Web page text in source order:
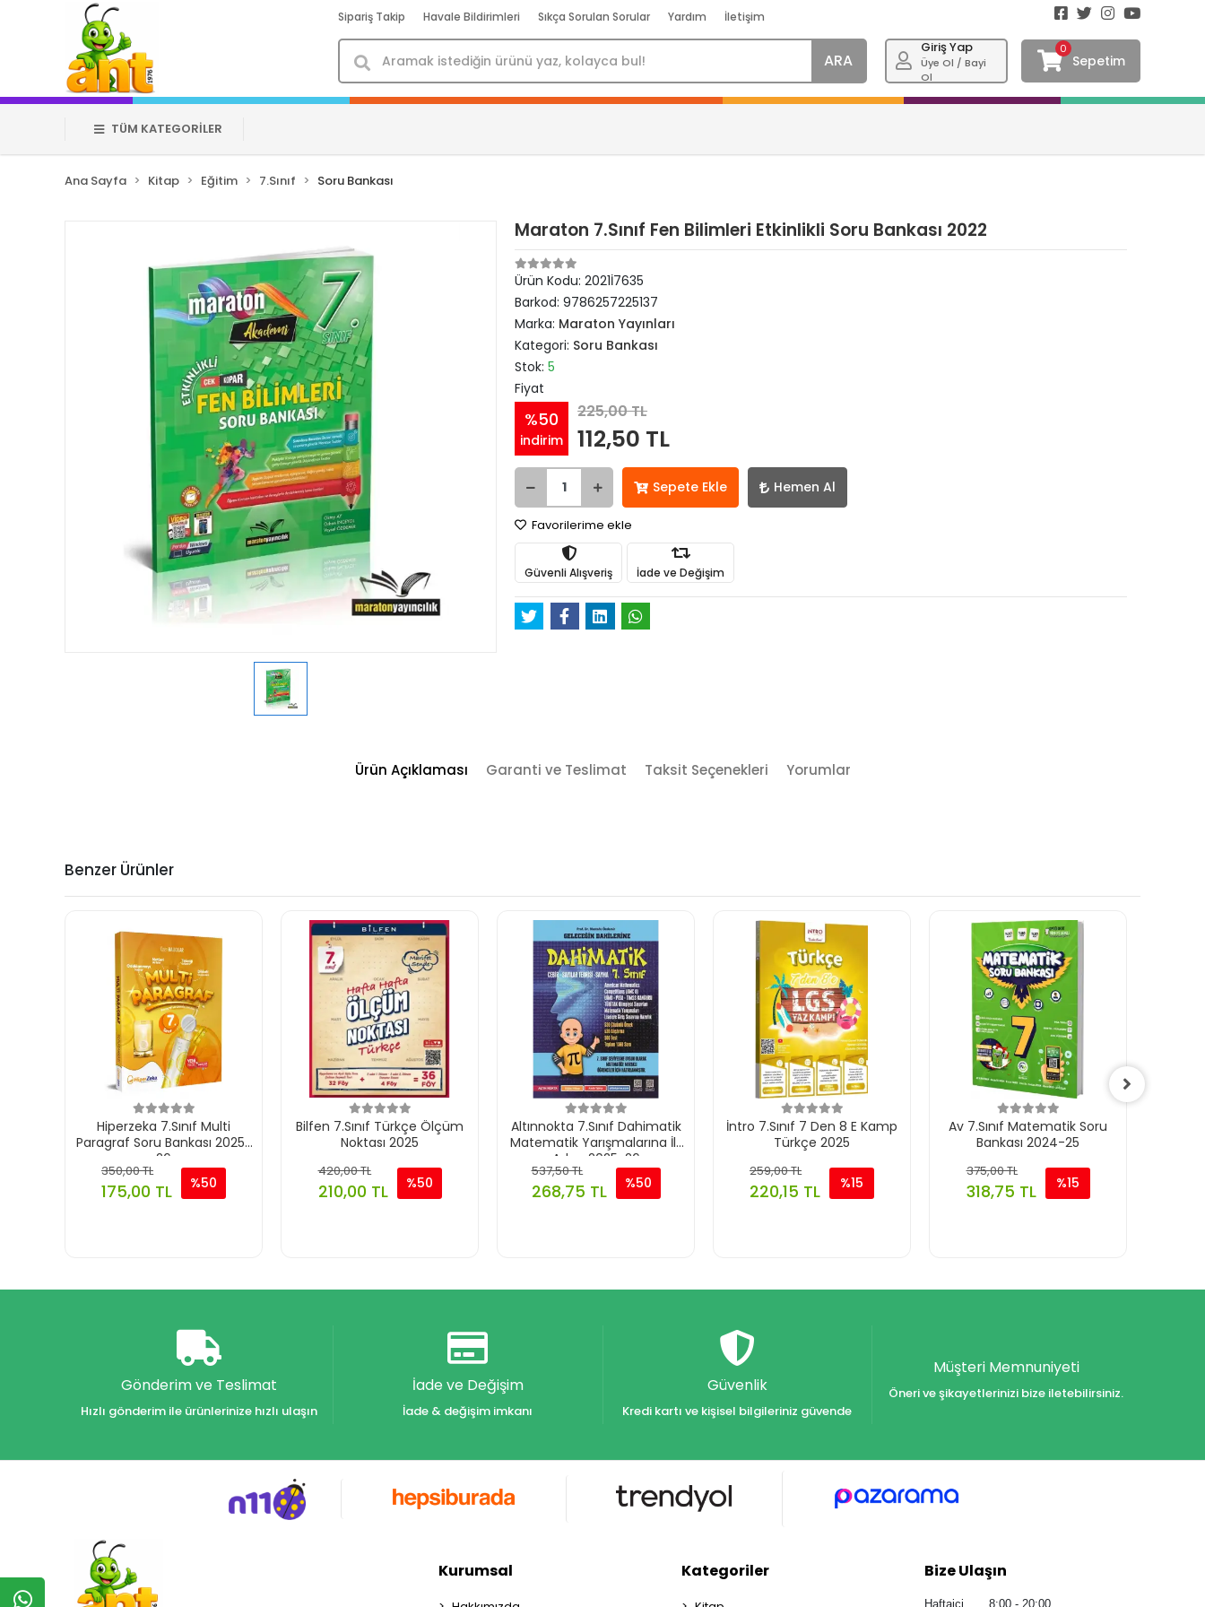
Sipariş Takip Havale Bildirimleri Sıkça Sorulan Sorular Yardım İletişim
ARA
Giriş Yap
Üye Ol / Bayi
Ol
0
Sepetim
TÜM KATEGORİLER
Ana Sayfa Kitap Eğitim 7.Sınıf Soru Bankası
Maraton 7.Sınıf Fen Bilimleri Etkinlikli Soru Bankası 2022
Ürün Kodu:2021İ7635
Barkod:9786257225137
Marka: Maraton Yayınları
Kategori: Soru Bankası
Stok:5
Fiyat
%50
indirim
225,00 TL
112,50 TL
Sepete Ekle Hemen Al
Favorilerime ekle
Güvenli Alışveriş İade ve Değişim
Ürün Açıklaması Garanti ve Teslimat Taksit Seçenekleri Yorumlar
Benzer Ürünler
Hiperzeka 7.Sınıf Multi
Paragraf Soru Bankası 2025-
26
350,00 TL
175,00 TL %50
Bilfen 7.Sınıf Türkçe Ölçüm
Noktası 2025
420,00 TL
210,00 TL %50
Altınnokta 7.Sınıf Dahimatik
Matematik Yarışmalarına İlk
Adım 2025-26
537,50 TL
268,75 TL %50
İntro 7.Sınıf 7 Den 8 E Kamp
Türkçe 2025
259,00 TL
220,15 TL %15
Av 7.Sınıf Matematik Soru
Bankası 2024-25
375,00 TL
318,75 TL %15
Gönderim ve Teslimat
Hızlı gönderim ile ürünlerinize hızlı ulaşın
İade ve Değişim
İade & değişim imkanı
Güvenlik
Kredi kartı ve kişisel bilgileriniz güvende
Müşteri Memnuniyeti
Öneri ve şikayetlerinizi bize iletebilirsiniz.
Kurumsal Kategoriler Bize Ulaşın
Haftaiçi 8:00 - 20:00